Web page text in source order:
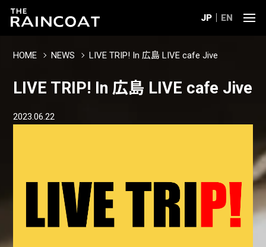
JP EN
HOME NEWS LIVE TRIP! In 広島 LIVE cafe Jive
LIVE TRIP! In 広島 LIVE cafe Jive
2023.06.22